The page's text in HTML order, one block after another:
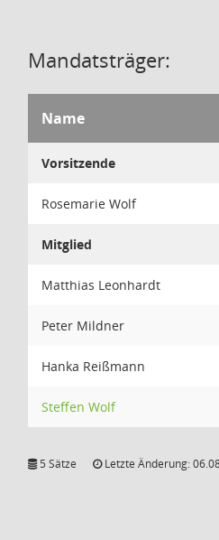
Mandatsträger:
Name
Vorsitzende
Rosemarie Wolf
Mitglied
Matthias Leonhardt
Peter Mildner
Hanka Reißmann
Steffen Wolf
5 Sätze Letzte Änderung: